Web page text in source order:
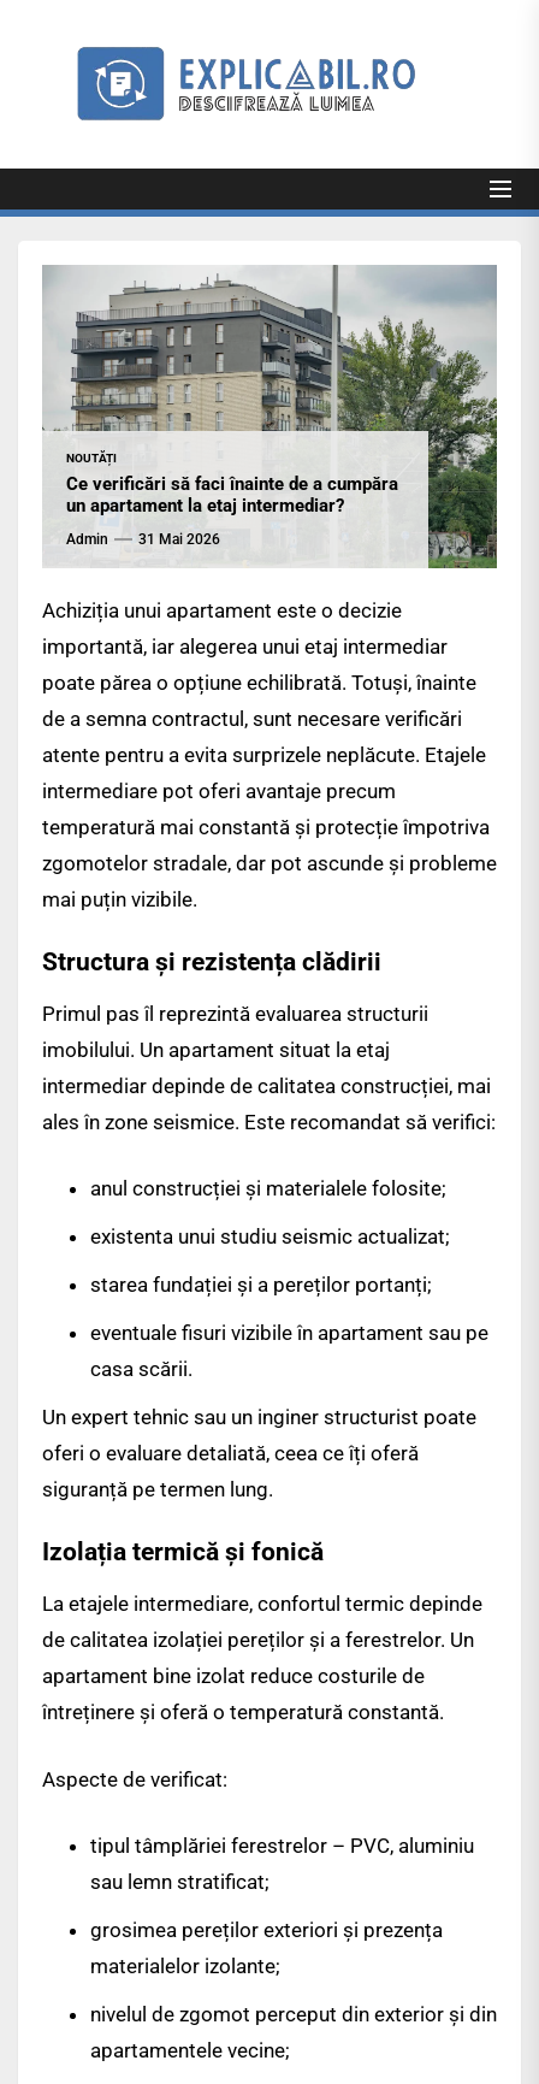
Explicabil
NOUTĂȚI
Ce verificări să faci înainte de a cumpăra
un apartament la etaj intermediar?
Admin 31 Mai 2026
Achiziția unui apartament este o decizie
importantă, iar alegerea unui etaj intermediar
poate părea o opțiune echilibrată. Totuși, înainte
de a semna contractul, sunt necesare verificări
atente pentru a evita surprizele neplăcute. Etajele
intermediare pot oferi avantaje precum
temperatură mai constantă și protecție împotriva
zgomotelor stradale, dar pot ascunde și probleme
mai puțin vizibile.
Structura și rezistența clădirii
Primul pas îl reprezintă evaluarea structurii
imobilului. Un apartament situat la etaj
intermediar depinde de calitatea construcției, mai
ales în zone seismice. Este recomandat să verifici:
anul construcției și materialele folosite;
existenta unui studiu seismic actualizat;
starea fundației și a pereților portanți;
eventuale fisuri vizibile în apartament sau pe
casa scării.
Un expert tehnic sau un inginer structurist poate
oferi o evaluare detaliată, ceea ce îți oferă
siguranță pe termen lung.
Izolația termică și fonică
La etajele intermediare, confortul termic depinde
de calitatea izolației pereților și a ferestrelor. Un
apartament bine izolat reduce costurile de
întreținere și oferă o temperatură constantă.
Aspecte de verificat:
tipul tâmplăriei ferestrelor – PVC, aluminiu
sau lemn stratificat;
grosimea pereților exteriori și prezența
materialelor izolante;
nivelul de zgomot perceput din exterior și din
apartamentele vecine;